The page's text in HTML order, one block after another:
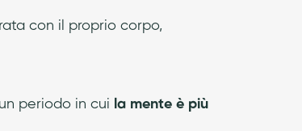
con il proprio corpo,
periodo in cui la mente è più